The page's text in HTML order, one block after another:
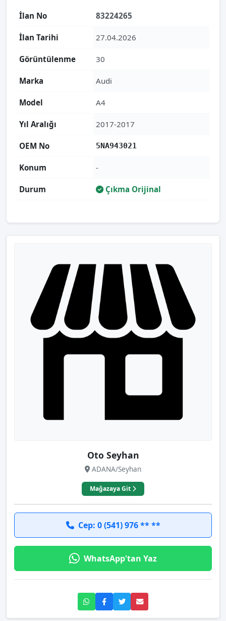
İlan No 83224265
İlan Tarihi 27.04.2026
Görüntülenme 30
Marka Audi
Model A4
Yıl Aralığı 2017-2017
OEM No 5NA943021
Konum -
Durum Çıkma Orijinal
Oto Seyhan
ADANA/Seyhan
Mağazaya Git
Cep: 0 (541) 976 ** **
WhatsApp'tan Yaz